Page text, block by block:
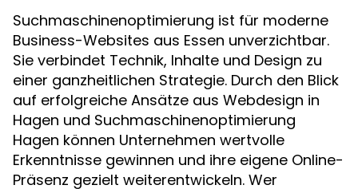
Suchmaschinenoptimierung ist für moderne
Business-Websites aus Essen unverzichtbar.
Sie verbindet Technik, Inhalte und Design zu
einer ganzheitlichen Strategie. Durch den Blick
auf erfolgreiche Ansätze aus Webdesign in
Hagen und Suchmaschinenoptimierung
Hagen können Unternehmen wertvolle
Erkenntnisse gewinnen und ihre eigene Online-
Präsenz gezielt weiterentwickeln. Wer